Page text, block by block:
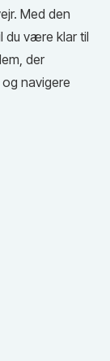
Med den
du være klar til
der
navigere